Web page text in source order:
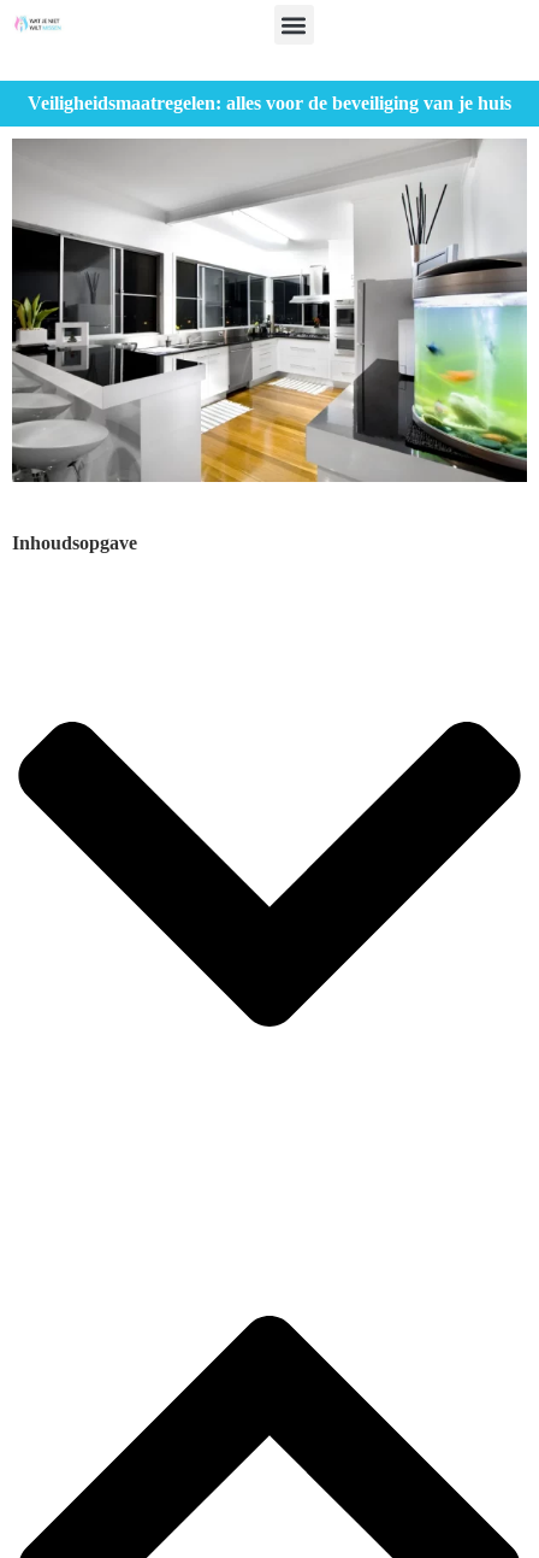
Veiligheidsmaatregelen: alles voor de beveiliging van je huis
Inhoudsopgave